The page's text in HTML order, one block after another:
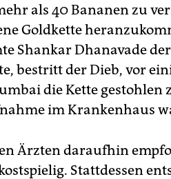
als 40 Bananen zu
Goldkette
Shankar Dhanavade
bestritt der Dieb, vor
die Kette gestohlen
im Krankenhaus
Ärzten daraufhin
Stattdessen